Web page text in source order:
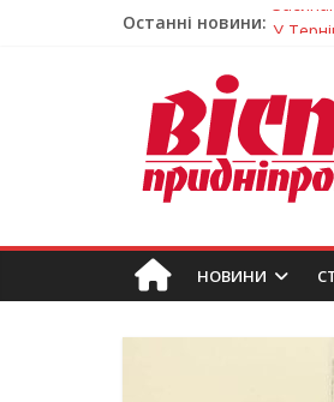
Останні новини: У
У
НОВИНИ